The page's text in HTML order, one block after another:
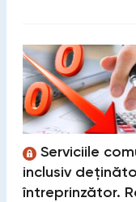
Serviciile
inclusiv
întreprinzător.